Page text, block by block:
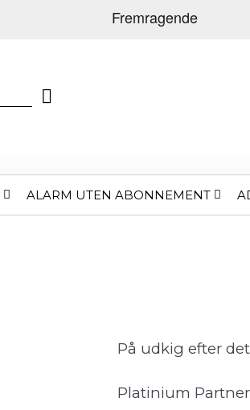
ALARM UTEN ABONNEMENT
På udkig efter
Platinium Partner